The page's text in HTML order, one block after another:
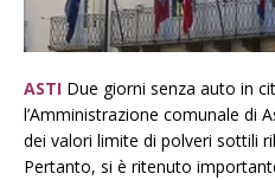
ASTI Due giorni senza auto in
l’Amministrazione comunale di
dei valori limite di polveri sottili
Pertanto, si è ritenuto